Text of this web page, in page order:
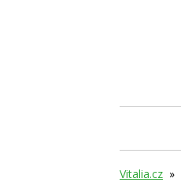
Vitalia.cz »